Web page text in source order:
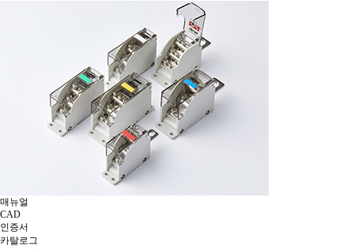
매뉴얼
CAD
인증서
카탈로그